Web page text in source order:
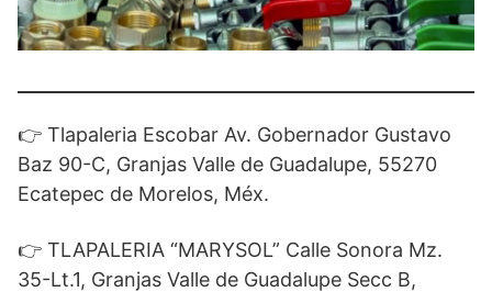
👉 Tlapaleria Escobar Av. Gobernador Gustavo
Baz 90-C, Granjas Valle de Guadalupe, 55270
Ecatepec de Morelos, Méx.
👉 TLAPALERIA “MARYSOL” Calle Sonora Mz.
35-Lt.1, Granjas Valle de Guadalupe Secc B,